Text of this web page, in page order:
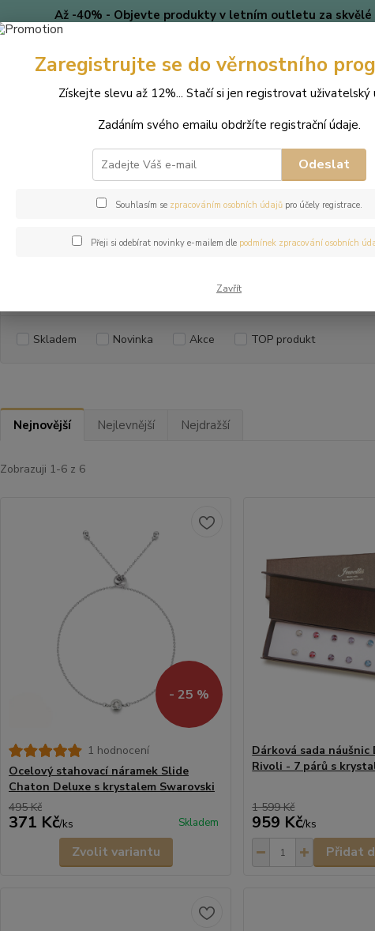
Až -40% - Objevte produkty v letním outletu za skvělé
Kontakty 🎄 VÁNOCE Blog
Hledat
Ivory Cream
Skladem Novinka Akce TOP produkt
Nejnovější Nejlevnější Nejdražší
Zobrazuji 1-6 z 6
- 25 %
1 hodnocení
Ocelový stahovací náramek Slide
Chaton Deluxe s krystalem Swarovski
495 Kč
371 Kč/ks Skladem
Zvolit variantu
Dárková sada
Rivoli - 7 párů s
1 599 Kč
959 Kč/ks
Přidat
Zaregistrujte se do věrnostního
Získejte slevu až 12%... Stačí si jen registrovat uživatelský
Zadáním svého emailu obdržíte registrační údaje.
Odeslat
Souhlasím se zpracováním osobních údajůpro účely registrace.
Přeji si odebírat novinky e-mailem dle podmínek zpracování osobních
Zavřít